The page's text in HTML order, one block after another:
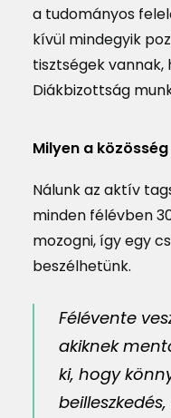
a tudományos
kívül mindegyik
tisztségek vannak,
Diákbizottság
Milyen a
Nálunk az aktív
minden félévben
mozogni, így egy
beszélhetünk.
Félévente
akiknek
ki, hogy